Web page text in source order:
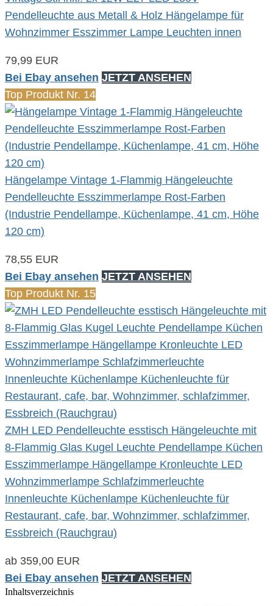
Pendelleuchte aus Metall & Holz Hängelampe für
Wohnzimmer Esszimmer Lampe Leuchten innen
79,99 EUR
Bei Ebay ansehen JETZT ANSEHEN
Top Produkt Nr. 14
Hängelampe Vintage 1-Flammig Hängeleuchte
Pendelleuchte Esszimmerlampe Rost-Farben
(Industrie Pendellampe, Küchenlampe, 41 cm, Höhe
120 cm)
78,55 EUR
Bei Ebay ansehen JETZT ANSEHEN
Top Produkt Nr. 15
ZMH LED Pendelleuchte esstisch Hängeleuchte mit
8-Flammig Glas Kugel Leuchte Pendellampe Küchen
Esszimmerlampe Hängellampe Kronleuchte LED
Wohnzimmerlampe Schlafzimmerleuchte
Innenleuchte Küchenlampe Küchenleuchte für
Restaurant, cafe, bar, Wohnzimmer, schlafzimmer,
Essbreich (Rauchgrau)
ab 359,00 EUR
Bei Ebay ansehen JETZT ANSEHEN
Inhaltsverzeichnis